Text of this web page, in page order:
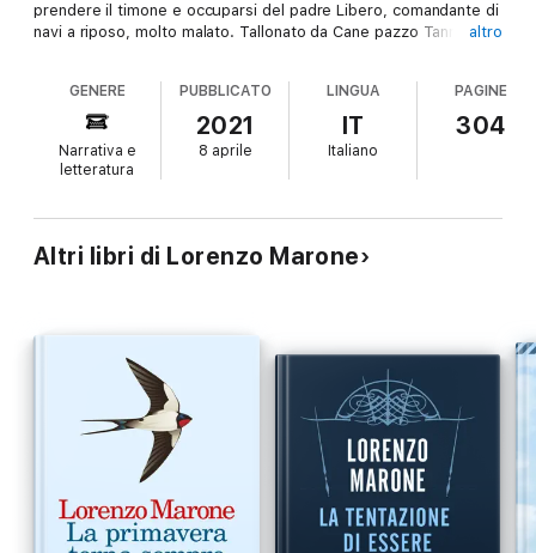
prendere il timone e occuparsi del padre Libero, comandante di
navi a riposo, molto malato. Tallonato da Cane pazzo Tannen, un
infermo, Andrea sbarca dopo anni tra le persone e i luoghi
dell’infanzia, tra le case scrostate dalla salsedine e la spiaggia
nera teatro delle sue prime gioie e delusioni d’amore.
E in questa imperfetta perfezione, che riporta a galla ferite non
rimarginate ma anche ricordi di infinita dolcezza, cullato dalla
finalmente il suo equilibrio. Sullo sfondo di un’isola dal forte
immaginario letterario, Lorenzo Marone racconta una storia di
altro
GENERE
Narrativa e
letteratura
PUBBLICATO
2021
8 aprile
LINGUA
IT
Italiano
PAGINE
304
Altri libri di Lorenzo Marone